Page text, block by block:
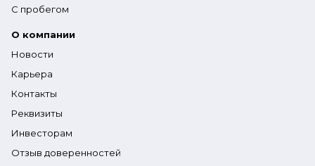
С пробегом
О компании
Новости
Карьера
Контакты
Реквизиты
Инвесторам
Отзыв доверенностей